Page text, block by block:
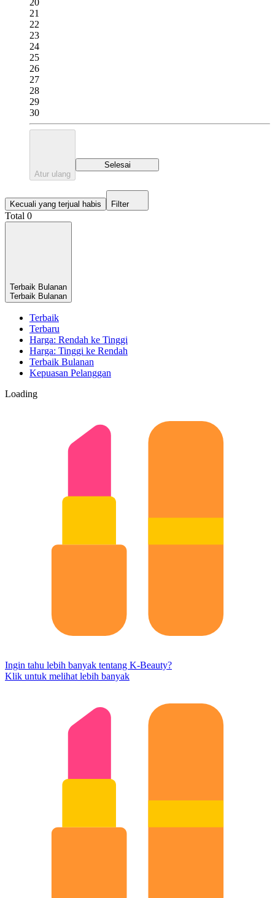
20
21
22
23
24
25
26
27
28
29
30
Atur ulang
Selesai
Kecuali yang terjual habis Filter
Total 0
Terbaik Bulanan
Terbaik Bulanan
Terbaik
Terbaru
Harga: Rendah ke Tinggi
Harga: Tinggi ke Rendah
Terbaik Bulanan
Kepuasan Pelanggan
Loading
Ingin tahu lebih banyak tentang K-Beauty?
Klik untuk melihat lebih banyak